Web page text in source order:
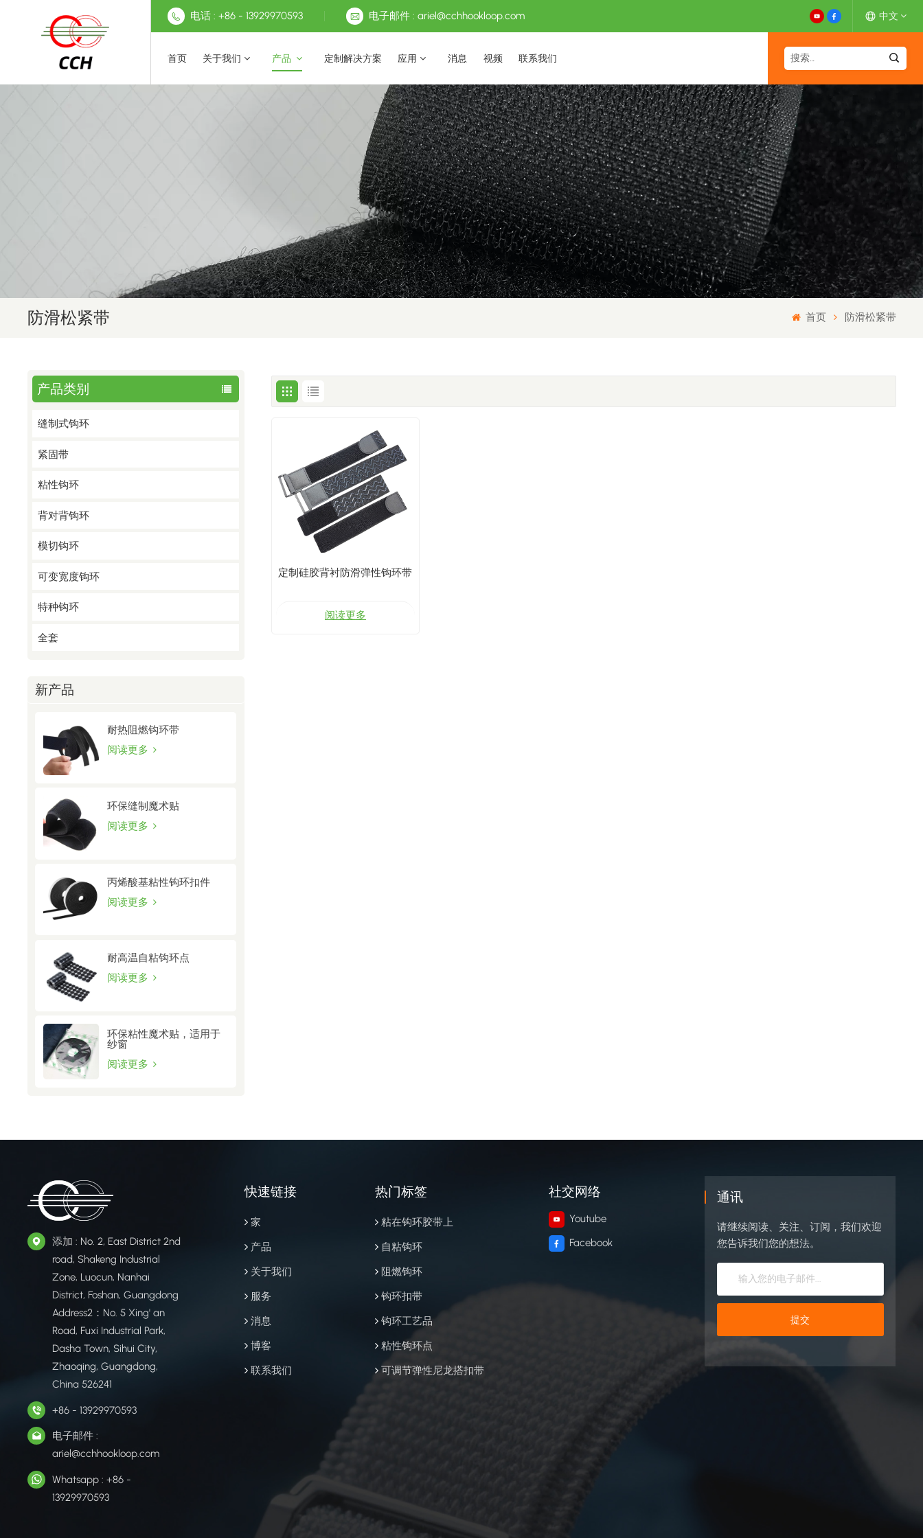
电话 : +86 - 13929970593 电子邮件 : ariel@cchhookloop.com 中文
English
Deutsch
Français
日本語
中文
首页 关于我们 产品 定制解决方案 应用 消息 视频 联系我们
防滑松紧带 首页 防滑松紧带
产品类别
缝制式钩环
紧固带
粘性钩环
背对背钩环
模切钩环
可变宽度钩环
特种钩环
全套
新产品
耐热阻燃钩环带
阅读更多
环保缝制魔术贴
阅读更多
丙烯酸基粘性钩环扣件
阅读更多
耐高温自粘钩环点
阅读更多
环保粘性魔术贴，适用于
纱窗
阅读更多
定制硅胶背衬防滑弹性钩环带
阅读更多
添加 : No. 2, East District 2nd
road, Shakeng Industrial
Zone, Luocun, Nanhai
District, Foshan, Guangdong
Address2：No. 5 Xing' an
Road, Fuxi Industrial Park,
Dasha Town, Sihui City,
Zhaoqing, Guangdong,
China 526241
+86 - 13929970593
电子邮件 :
ariel@cchhookloop.com
Whatsapp : +86 -
13929970593
快速链接
家
产品
关于我们
服务
消息
博客
联系我们
热门标签
粘在钩环胶带上
自粘钩环
阻燃钩环
钩环扣带
钩环工艺品
粘性钩环点
可调节弹性尼龙搭扣带
社交网络
Youtube
Facebook
通讯
请继续阅读、关注、订阅，我们欢迎
您告诉我们您的想法。